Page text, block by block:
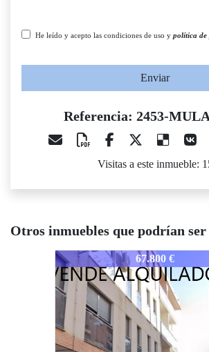
He leído y acepto las condiciones de uso y política de
Enviar
Referencia: 2453-
Visitas a este inmueble:
Otros inmuebles que podrían ser
MULAUNES
67.800 €
2453-MULAUNES
41.800 €